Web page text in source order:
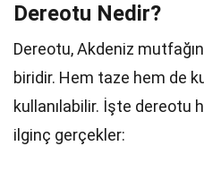
Dereotu Nedir?
Dereotu, Akdeniz
biridir. Hem taze hem de
kullanılabilir. İşte dereotu
ilginç gerçekler: